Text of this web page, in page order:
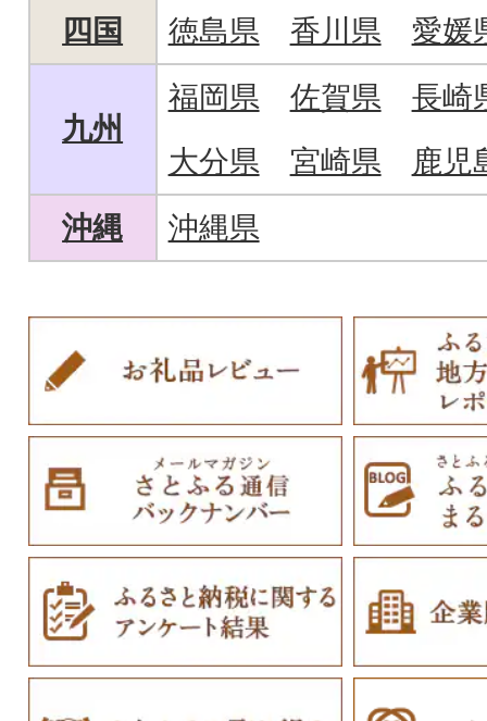
四国
徳島県 香川県 愛媛
九州
福岡県 佐賀県
長崎
大分県
宮崎県
鹿児
沖縄
沖縄県